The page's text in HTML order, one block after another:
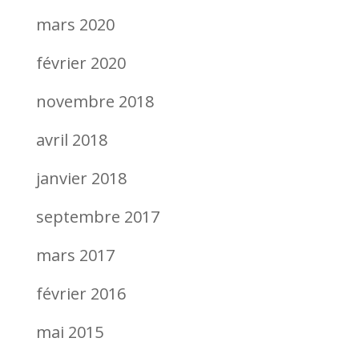
mars 2020
février 2020
novembre 2018
avril 2018
janvier 2018
septembre 2017
mars 2017
février 2016
mai 2015